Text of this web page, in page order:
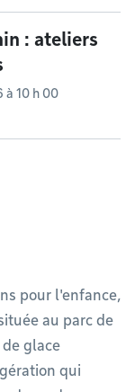
: ateliers
à 10 h 00
pour l'enfance,
au parc de
glace
qui